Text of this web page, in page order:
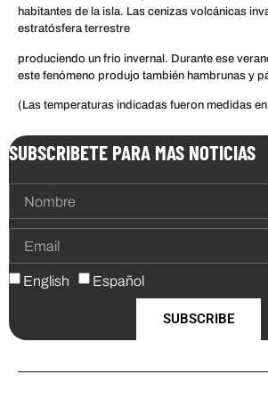
habitantes de la isla. Las cenizas volcánicas
estratósfera terrestre
produciendo un frio invernal. Durante ese
este fenómeno produjo también hambrunas y
(Las temperaturas indicadas fueron medidas
SUBSCRIBETE PARA MAS NOTICIAS
English Español
SUBSCRIBE